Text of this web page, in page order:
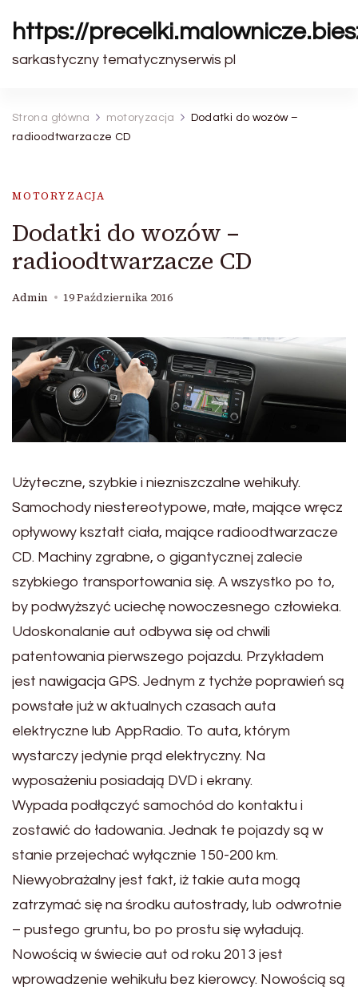
https://
sarkastyczny tematycznyserwis pl
Strona główna motoryzacja
Dodatki do wozów –
radioodtwarzacze CD
MOTORYZACJA
Dodatki do wozów –
radioodtwarzacze CD
Admin 19 Października 2016
Użyteczne, szybkie i niezniszczalne wehikuły.
Samochody niestereotypowe, małe, mające wręcz
opływowy kształt ciała, mające radioodtwarzacze
CD. Machiny zgrabne, o gigantycznej zalecie
szybkiego transportowania się. A wszystko po to,
by podwyższyć uciechę nowoczesnego człowieka.
Udoskonalanie aut odbywa się od chwili
patentowania pierwszego pojazdu. Przykładem
jest nawigacja GPS. Jednym z tychże poprawień są
powstałe już w aktualnych czasach auta
elektryczne lub AppRadio. To auta, którym
wystarczy jedynie prąd elektryczny. Na
wyposażeniu posiadają DVD i ekrany.
Wypada podłączyć samochód do kontaktu i
zostawić do ładowania. Jednak te pojazdy są w
stanie przejechać wyłącznie 150-200 km.
Niewyobrażalny jest fakt, iż takie auta mogą
zatrzymać się na środku autostrady, lub odwrotnie
– pustego gruntu, bo po prostu się wyładują.
Nowością w świecie aut od roku 2013 jest
wprowadzenie wehikułu bez kierowcy. Nowością są